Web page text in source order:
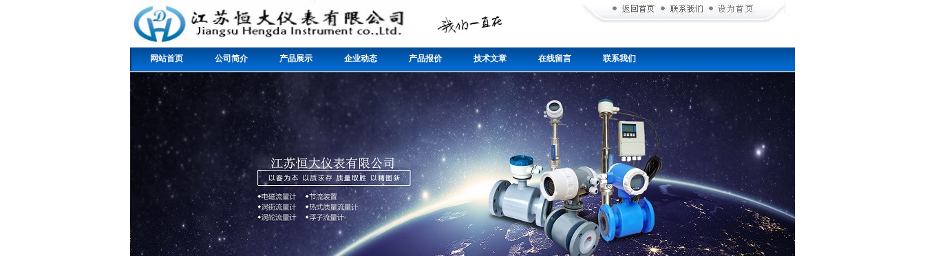
网站首页 公司简介 产品展示 企业动态 产品报价 技术文章 在线留言 联系我们